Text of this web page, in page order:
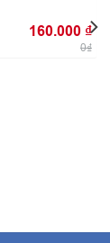
160.000 ₫
0₫